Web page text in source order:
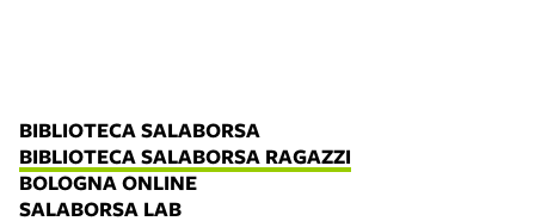
BIBLIOTECA SALABORSA
BIBLIOTECA SALABORSA RAGAZZI
BOLOGNA ONLINE
SALABORSA LAB